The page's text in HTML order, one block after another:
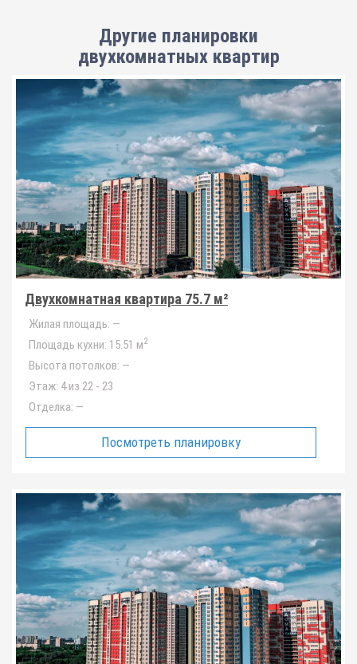
Другие планировки
двухкомнатных квартир
Двухкомнатная квартира 75.7 м²
Жилая площадь: —
Площадь кухни: 15.51 м2
Высота потолков: —
Этаж: 4 из 22 - 23
Отделка: —
Посмотреть планировку